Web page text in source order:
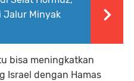
Jalur Minyak
bisa meningkatkan
Israel dengan Hamas